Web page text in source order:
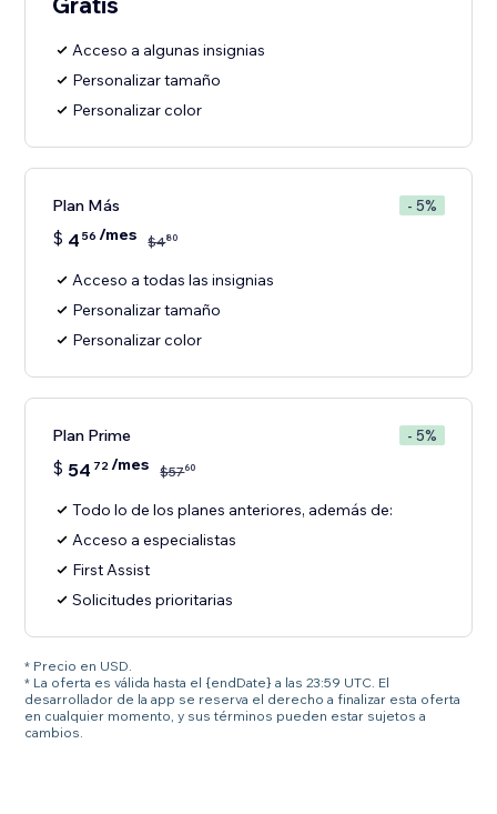
Acceso a algunas insignias
Personalizar tamaño
Personalizar color
Plan Más - 5%
$ 4 56 /mes $480
Acceso a todas las insignias
Personalizar tamaño
Personalizar color
Plan Prime - 5%
$ 54 72/mes $5760
Todo lo de los planes anteriores, además de:
Acceso a especialistas
First Assist
Solicitudes prioritarias
* Precio en USD.
* La oferta es válida hasta el {endDate} a las 23:59 UTC. El
desarrollador de la app se reserva el derecho a finalizar esta oferta
en cualquier momento, y sus términos pueden estar sujetos a
cambios.